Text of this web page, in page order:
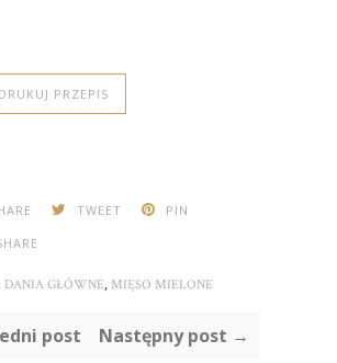
DRUKUJ PRZEPIS
TWEET
PIN
DANIA GŁÓWNE, MIĘSO MIELONE
post Następny post →